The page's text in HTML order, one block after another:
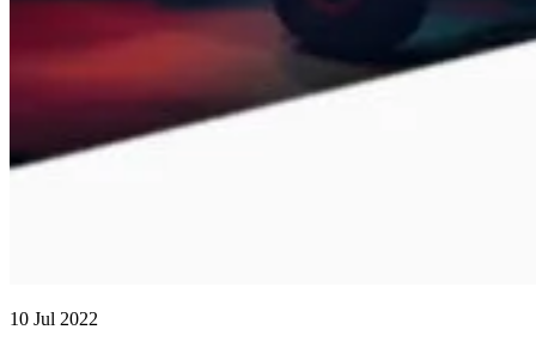
10 Jul 2022